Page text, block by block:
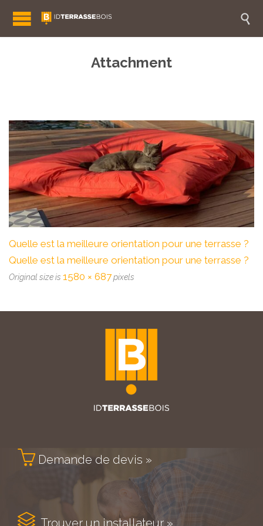

Attachment
Quelle est la meilleure orientation pour une terrasse ?
Quelle est la meilleure orientation pour une terrasse ?
Original size is 1580 × 687pixels
 Demande de devis »
 Trouver un installateur »